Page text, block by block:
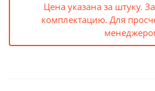
Цена указана за штуку.
комплектацию. Для